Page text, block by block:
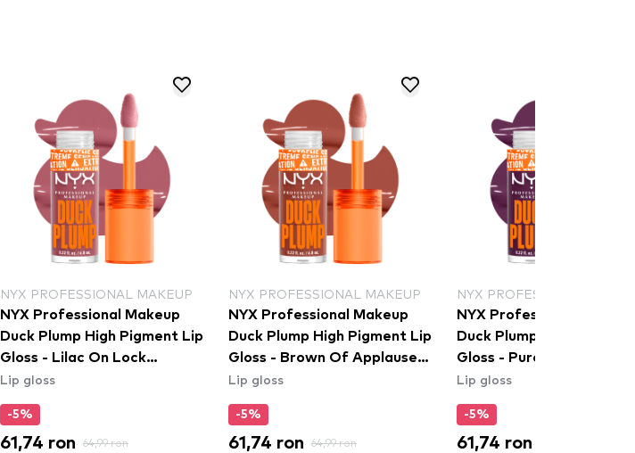
NYX PROFESSIONAL MAKEUP
NYX Professional Makeup
Duck Plump High Pigment Lip
Gloss - Lilac On Lock
(DPLL10)
Lip gloss
-5%
61,74 ron 64,99 ron
NYX PROFESSIONAL MAKEUP
NYX Professional Makeup
Duck Plump High Pigment Lip
Gloss - Brown Of Applause
(DPLL05)
Lip gloss
-5%
61,74 ron 64,99 ron
NYX PROFESSIONAL
NYX Professional
Duck Plump High
Gloss - Pure Plump
Lip gloss
-5%
61,74 ron